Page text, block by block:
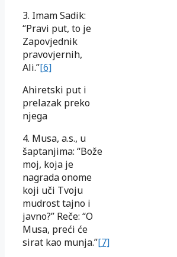
3. Imam Sadik:
“Pravi put, to je
Zapovjednik
pravovjernih,
Ali.”[6]
Ahiretski put i
prelazak preko
njega
4. Musa, a.s., u
šaptanjima: “Bože
moj, koja je
nagrada onome
koji uči Tvoju
mudrost tajno i
javno?” Reče: “O
Musa, preći će
sirat kao munja.”[7]